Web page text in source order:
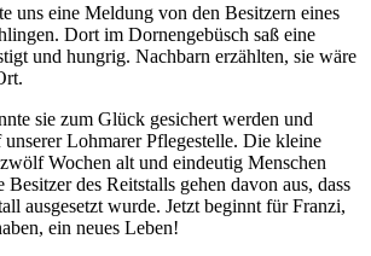
uns eine Meldung von den Besitzern eines
Dort im Dornengebüsch saß eine
und hungrig. Nachbarn erzählten, sie wäre
sie zum Glück gesichert werden und
Lohmarer Pflegestelle. Die kleine
Wochen alt und eindeutig Menschen
des Reitstalls gehen davon aus, dass
ausgesetzt wurde. Jetzt beginnt für Franzi,
ein neues Leben!